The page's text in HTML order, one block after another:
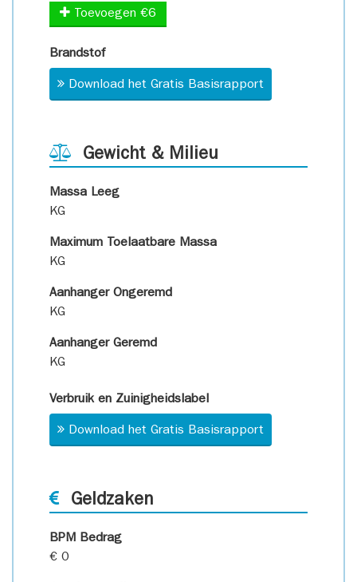
Toevoegen €6
Brandstof
Download het Gratis Basisrapport
Gewicht & Milieu
Massa Leeg
KG
Maximum Toelaatbare Massa
KG
Aanhanger Ongeremd
KG
Aanhanger Geremd
KG
Verbruik en Zuinigheidslabel
Download het Gratis Basisrapport
Geldzaken
BPM Bedrag
€ 0